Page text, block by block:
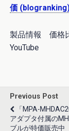
価
製品情報 価格
YouTube
Previous Post
「MPA-
アダプタ付属の
ブルが特価販売中